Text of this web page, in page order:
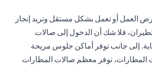
العمل أو تعمل بشكل مستقل وتريد إنجاز
فلا شك أن الدخول إلى صالات
إلى جانب توفر أماكن جلوس مريحة
توفر معظم صالات المطارات